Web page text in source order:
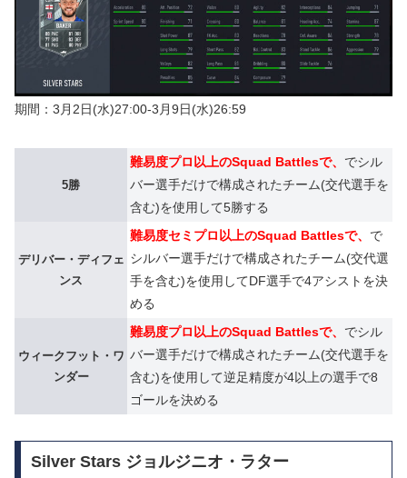
期間：3月2日(水)27:00-3月9日(水)26:59
5勝
難易度プロ以上のSquad Battlesで、 でシル
バー選手だけで構成されたチーム(交代選手を
含む)を使用して5勝する
デリバー・ディフェ
ンス
難易度セミプロ以上のSquad Battlesで、 で
シルバー選手だけで構成されたチーム(交代選
手を含む)を使用してDF選手で4アシストを決
める
ウィークフット・ワ
ンダー
難易度プロ以上のSquad Battlesで、 でシル
バー選手だけで構成されたチーム(交代選手を
含む)を使用して逆足精度が4以上の選手で8
ゴールを決める
Silver Stars ジョルジニオ・ラター